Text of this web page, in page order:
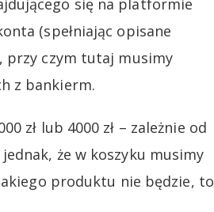
się na platformie
(spełniając opisane
przy czym tutaj musimy
z bankierm.
zł lub 4000 zł – zależnie od
że w koszyku musimy
produktu nie będzie, to